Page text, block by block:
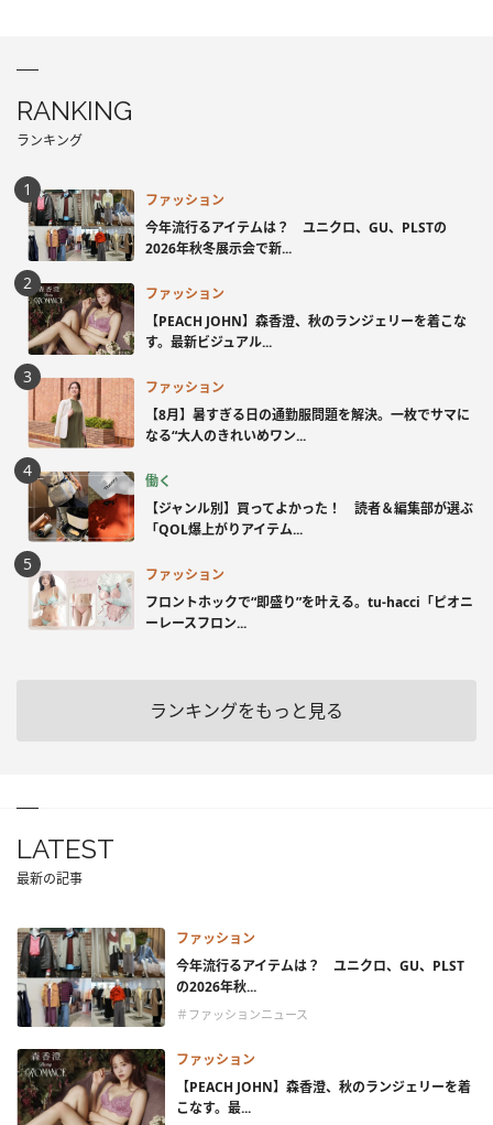
RANKING
ランキング
ファッション
今年流行るアイテムは？ ユニクロ、GU、PLSTの
2026年秋冬展示会で新...
ファッション
【PEACH JOHN】森香澄、秋のランジェリーを着こな
す。最新ビジュアル...
ファッション
【8月】暑すぎる日の通勤服問題を解決。一枚でサマに
なる“大人のきれいめワン...
働く
【ジャンル別】買ってよかった！ 読者＆編集部が選ぶ
「QOL爆上がりアイテム...
ファッション
フロントホックで“即盛り”を叶える。tu-hacci「ピオニ
ーレースフロン...
ランキングをもっと見る
LATEST
最新の記事
ファッション
今年流行るアイテムは？ ユニクロ、GU、PLST
の2026年秋...
＃ファッションニュース
ファッション
【PEACH JOHN】森香澄、秋のランジェリーを着
こなす。最...